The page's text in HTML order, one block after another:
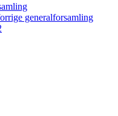
generalforsamling